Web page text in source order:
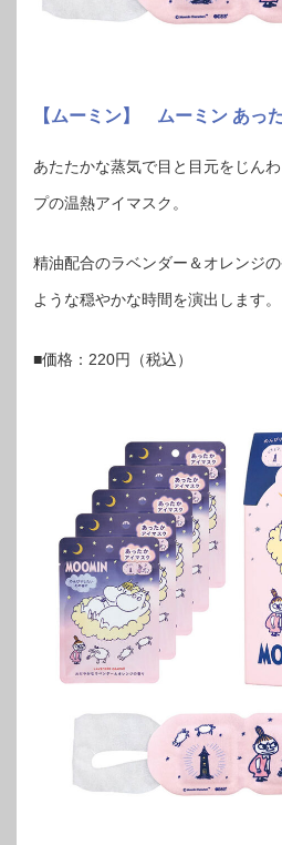
【ムーミン】 ムーミン あっ
あたたかな蒸気で目と目元をじん
プの温熱アイマスク。
精油配合のラベンダー＆オレンジ
ような穏やかな時間を演出します。
■価格：220円（税込）